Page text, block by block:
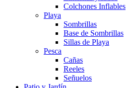
Colchones Inflables
Playa
Sombrillas
Base de Sombrillas
Sillas de Playa
Pesca
Cañas
Reeles
Señuelos